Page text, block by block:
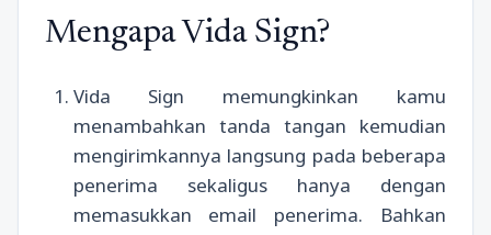
Mengapa Vida Sign?
Vida Sign memungkinkan kamu
menambahkan tanda tangan kemudian
mengirimkannya langsung pada beberapa
penerima sekaligus hanya dengan
memasukkan email penerima. Bahkan